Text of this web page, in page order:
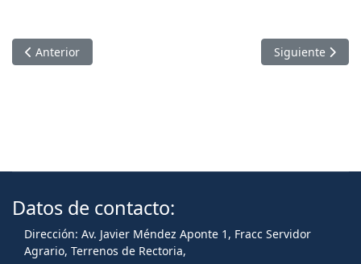
Artículo anterior: ACOMPAÑA RECTORA DE LA UAGRO AL CLUB
Anterior Artículo
Siguiente
Datos de contacto:
Dirección: Av. Javier Méndez Aponte 1, Fracc Servidor
Agrario, Terrenos de Rectoria,